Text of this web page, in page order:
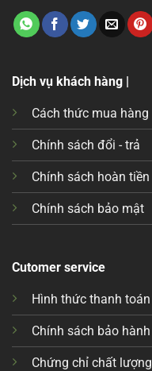
Dịch vụ khách hàng |
Cách thức mua hàng
Chính sách đổi - trả
Chính sách hoàn tiền
Chính sách bảo mật
Cutomer service
Hình thức thanh toán
Chính sách bảo hành
Chứng chỉ chất lượng